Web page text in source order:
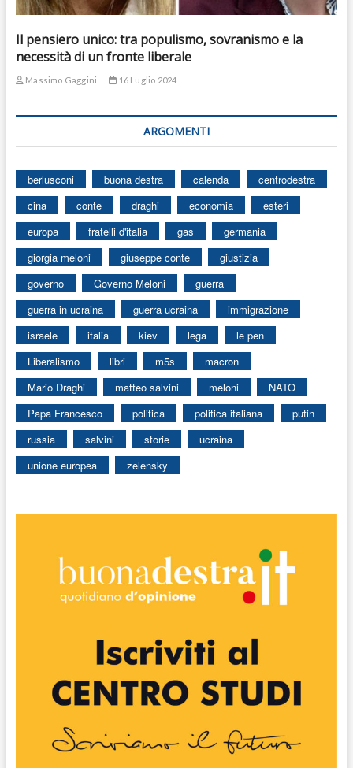
Il pensiero unico: tra populismo, sovranismo e la
necessità di un fronte liberale
Massimo Gaggini 16 Luglio 2024
ARGOMENTI
berlusconi buona destra calenda
centrodestra
cina
conte draghi economia
esteri
europa
fratelli d'italia gas
germania
giorgia meloni
giuseppe conte
giustizia
governo
Governo Meloni
guerra
guerra in ucraina
guerra ucraina
immigrazione
israele
italia kiev lega
le pen
Liberalismo
libri m5s
macron
Mario Draghi
matteo salvini meloni
NATO
Papa Francesco
politica politica italiana
putin
russia
salvini storie
ucraina
unione europea
zelensky